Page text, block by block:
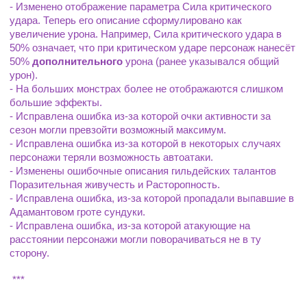
- Изменено отображение параметра Сила критического
удара. Теперь его описание сформулировано как
увеличение урона. Например, Сила критического удара в
50% означает, что при критическом ударе персонаж нанесёт
50% дополнительного урона (ранее указывался общий
урон).
- На больших монстрах более не отображаются слишком
большие эффекты.
- Исправлена ошибка из-за которой очки активности за
сезон могли превзойти возможный максимум.
- Исправлена ошибка из-за которой в некоторых случаях
персонажи теряли возможность автоатаки.
- Изменены ошибочные описания гильдейских талантов
Поразительная живучесть и Расторопность.
- Исправлена ошибка, из-за которой пропадали выпавшие в
Адамантовом гроте сундуки.
- Исправлена ошибка, из-за которой атакующие на
расстоянии персонажи могли поворачиваться не в ту
сторону.
***